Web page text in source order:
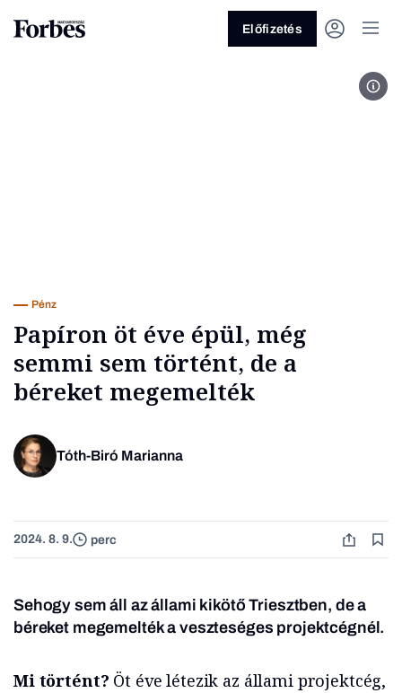
Előfizetés
Pénz
Papíron öt éve épül, még
semmi sem történt, de a
béreket megemelték
Tóth-Biró Marianna
2024. 8. 9. perc
Sehogy sem áll az állami kikötő Triesztben, de a
béreket megemelték a veszteséges projektcégnél .
Mi történt? Öt éve létezik az állami projektcég,